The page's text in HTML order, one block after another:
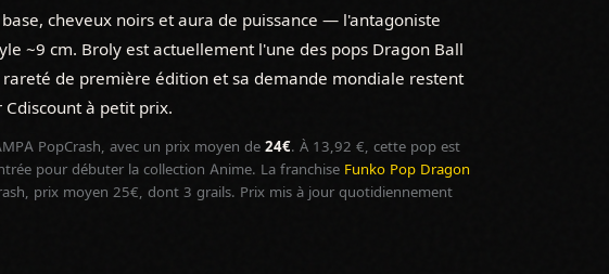
cheveux noirs et aura de puissance — l'antagoniste
~9 cm. Broly est actuellement l'une des pops Dragon Ball
de première édition et sa demande mondiale restent
à petit prix.
PopCrash, avec un prix moyen de 24€. À 13,92 €, cette pop est
pour débuter la collection Anime. La franchise Funko Pop Dragon
prix moyen 25€, dont 3 grails. Prix mis à jour quotidiennement